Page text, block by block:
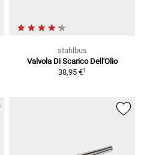
stahlbus
Valvola Di Scarico Dell'Olio
38,95 €1